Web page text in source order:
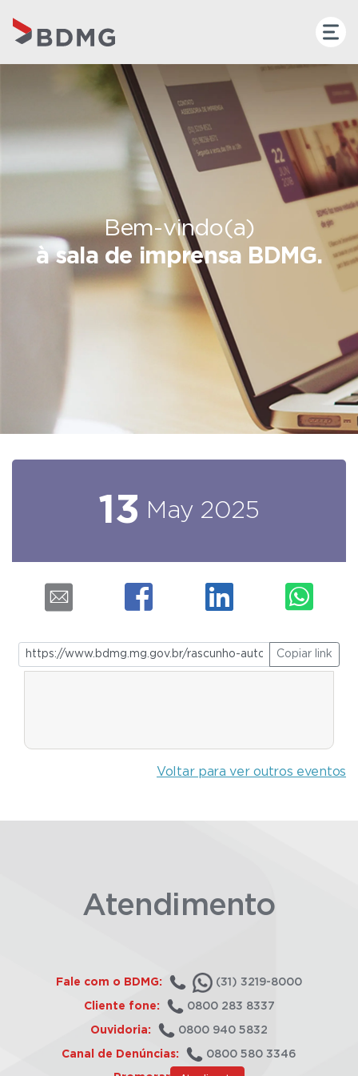
Bem-vindo(a)
à sala de imprensa BDMG.
13 May 2025
Copiar link
Voltar para ver outros eventos
Atendimento
Fale com o BDMG: (31) 3219-8000
Cliente fone: 0800 283 8337
Ouvidoria: 0800 940 5832
Canal de Denúncias: 0800 580 3346